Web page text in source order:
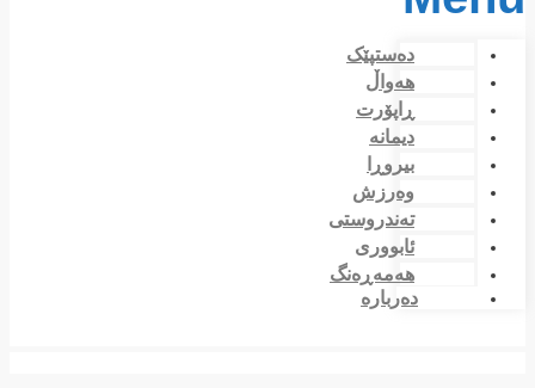
دەستپێک
هەواڵ
ڕاپۆرت
دیمانە
بیروڕا
وەرزش
تەندروستی
ئابووری
هەمەڕەنگ
دەربارە